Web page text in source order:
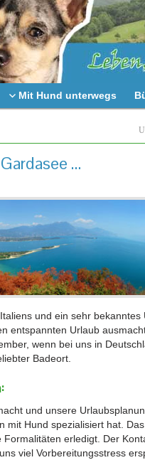
Mit Hund unterwegs
…
und ein sehr bekanntes
entspannten Urlaub
wenn bei uns in
Badeort.
und unsere
mit Hund spezialisiert hat.
erledigt. Der
viel Vorbereitungsstress